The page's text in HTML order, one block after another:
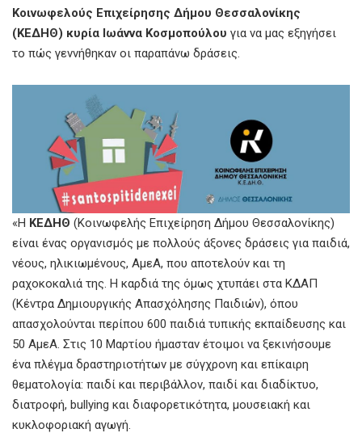
Κοινωφελούς Επιχείρησης Δήμου Θεσσαλονίκης
(ΚΕΔΗΘ) κυρία Ιωάννα Κοσμοπούλου για να μας εξηγήσει
το πώς γεννήθηκαν οι παραπάνω δράσεις.
«Η ΚΕΔΗΘ (Κοινωφελής Επιχείρηση Δήμου Θεσσαλονίκης)
είναι ένας οργανισμός με πολλούς άξονες δράσεις για παιδιά,
νέους, ηλικιωμένους, ΑμεΑ, που αποτελούν και τη
ραχοκοκαλιά της. Η καρδιά της όμως χτυπάει στα ΚΔΑΠ
(Κέντρα Δημιουργικής Απασχόλησης Παιδιών), όπου
απασχολούνται περίπου 600 παιδιά τυπικής εκπαίδευσης και
50 ΑμεΑ. Στις 10 Μαρτίου ήμασταν έτοιμοι να ξεκινήσουμε
ένα πλέγμα δραστηριοτήτων με σύγχρονη και επίκαιρη
θεματολογία: παιδί και περιβάλλον, παιδί και διαδίκτυο,
διατροφή, bullying και διαφορετικότητα, μουσειακή και
κυκλοφοριακή αγωγή.